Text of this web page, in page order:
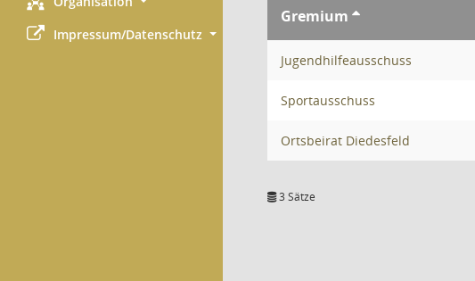
Impressum/Datenschutz
Gremium
Jugendhilfeausschuss
Sportausschuss
Ortsbeirat Diedesfeld
3 Sätze